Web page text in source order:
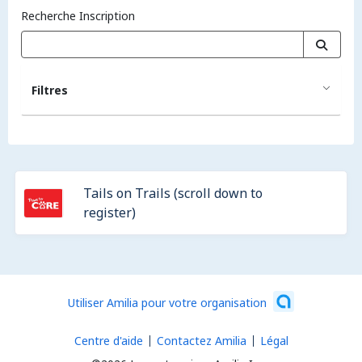
Recherche Inscription
Filtres
Tails on Trails (scroll down to
register)
Utiliser Amilia pour votre organisation
Centre d'aide Contactez Amilia Légal